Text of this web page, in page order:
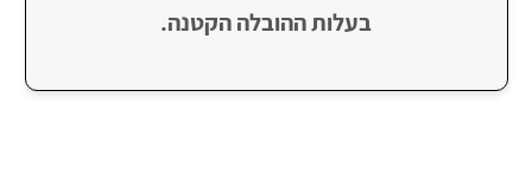
בעלות ההובלה הקטנה.